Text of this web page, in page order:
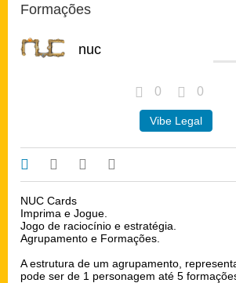
Formações
nuc
0 0
Vibe Legal
NUC Cards
Imprima e Jogue.
Jogo de raciocínio e estratégia.
Agrupamento e Formações.
A estrutura de um agrupamento,
pode ser de 1 personagem até 5